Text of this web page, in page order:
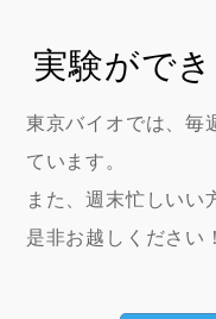
実験がで
東京バイオでは、毎
ています。
また、週末忙しいい
是非お越しください！